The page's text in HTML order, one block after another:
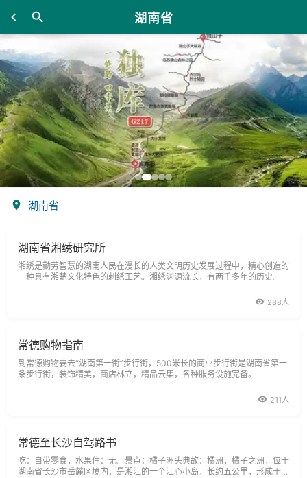
湖南省
湖南省
湖南省湘绣研究所
湘绣是勤劳智慧的湖南人民在漫长的人类文明历史发展过程中，精心创造的
一种具有湘楚文化特色的刺绣工艺。湘绣渊源流长，有两千多年的历史。
288人
常德购物指南
到常德购物要去“湖南第一街”步行街，500米长的商业步行街是湖南省第一
条步行街，装饰精美，商店林立，精品云集，各种服务设施完备。
211人
常德至长沙自驾路书
吃：自带零食，水果住：无。景点：橘子洲头典故：橘洲，橘子之洲，位于
湖南省长沙市岳麓区境内，是湘江的一个江心小岛，长约五公里，形成于晋